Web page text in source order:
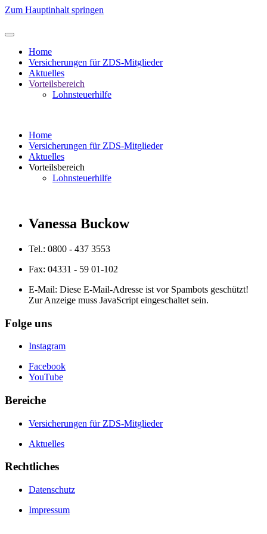
Zum Hauptinhalt springen
Home
Versicherungen für ZDS-Mitglieder
Aktuelles
Vorteilsbereich
Lohnsteuerhilfe
Home
Versicherungen für ZDS-Mitglieder
Aktuelles
Vorteilsbereich
Lohnsteuerhilfe
Vanessa Buckow
Tel.: 0800 - 437 3553
Fax: 04331 - 59 01-102
E-Mail: Diese E-Mail-Adresse ist vor Spambots geschützt!
Zur Anzeige muss JavaScript eingeschaltet sein.
Folge uns
Instagram
Facebook
YouTube
Bereiche
Versicherungen für ZDS-Mitglieder
Aktuelles
Rechtliches
Datenschutz
Impressum